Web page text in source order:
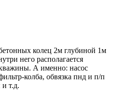
колец 2м глубиной 1м
него располагается
А именно: насос
колба, обвязка пнд и п/п
и т.д.